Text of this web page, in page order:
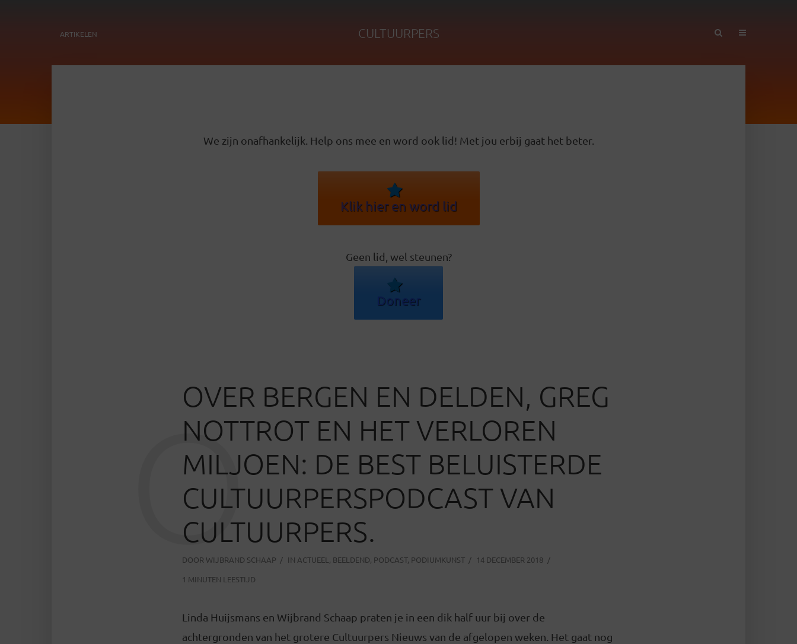
ARTIKELEN CULTUURPERS
We zijn onafhankelijk. Help ons mee en word ook lid! Met jou erbij gaat het beter.
Klik hier en word lid
Geen lid, wel steunen?
Doneer
OVER BERGEN EN DELDEN, GREG
NOTTROT EN HET VERLOREN
MILJOEN: DE BEST BELUISTERDE
CULTUURPERSPODCAST VAN
CULTUURPERS.
DOOR WIJBRAND SCHAAP IN ACTUEEL , BEELDEND, PODCAST, PODIUMKUNST
14 DECEMBER 2018
1 MINUTEN LEESTIJD
O
Linda Huijsmans en Wijbrand Schaap praten je in een dik half uur bij over de
achtergronden van het grotere Cultuurpers Nieuws van de afgelopen weken. Het gaat nog